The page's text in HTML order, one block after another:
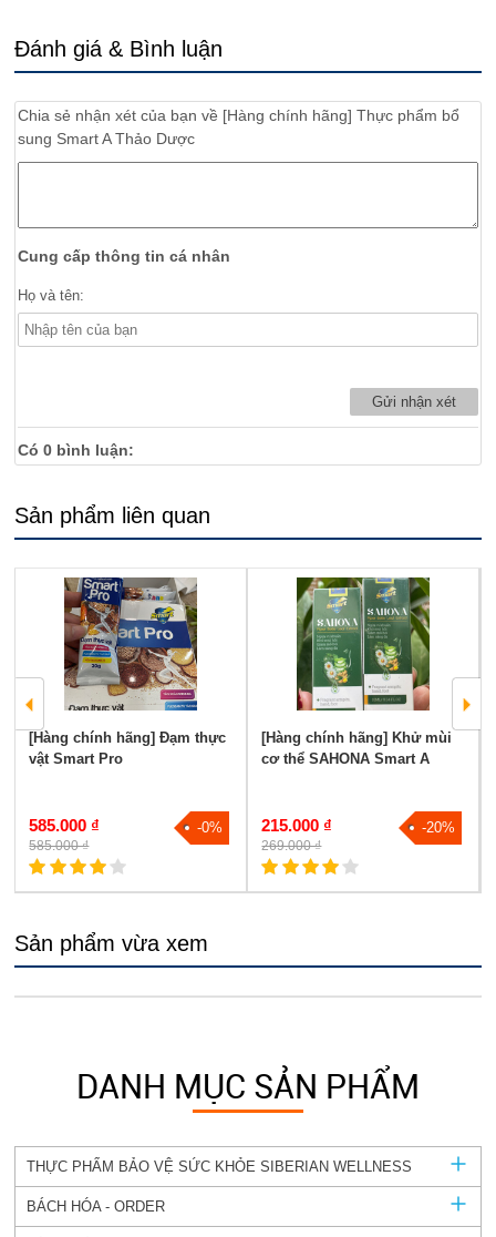
Đánh giá & Bình luận
Chia sẻ nhận xét của bạn về [Hàng chính hãng] Thực phẩm bổ
sung Smart A Thảo Dược
Cung cấp thông tin cá nhân
Họ và tên:
Có0 bình luận:
Sản phẩm liên quan
[Hàng chính hãng] Đạm thực
vật Smart Pro
585.000 ₫
585.000 ₫
-0%
[Hàng chính hãng] Khử mùi
cơ thể SAHONA Smart A
215.000 ₫
269.000 ₫
-20%
Sản phẩm vừa xem
DANH MỤC SẢN PHẨM
THỰC PHẨM BẢO VỆ SỨC KHỎE SIBERIAN WELLNESS
BÁCH HÓA - ORDER